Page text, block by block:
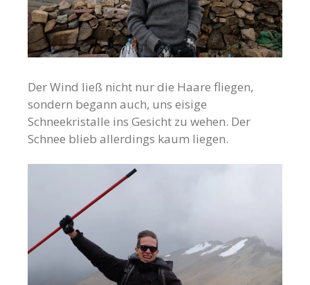
Der Wind ließ nicht nur die Haare fliegen,
sondern begann auch, uns eisige
Schneekristalle ins Gesicht zu wehen. Der
Schnee blieb allerdings kaum liegen.